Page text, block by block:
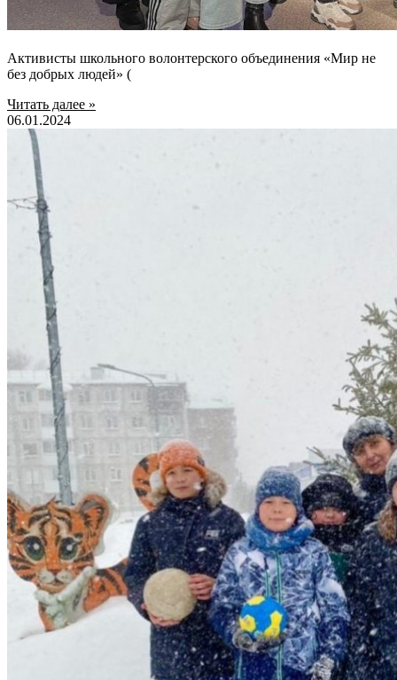
Активисты школьного волонтерского объединения «Мир не
без добрых людей» (
Читать далее »
06.01.2024